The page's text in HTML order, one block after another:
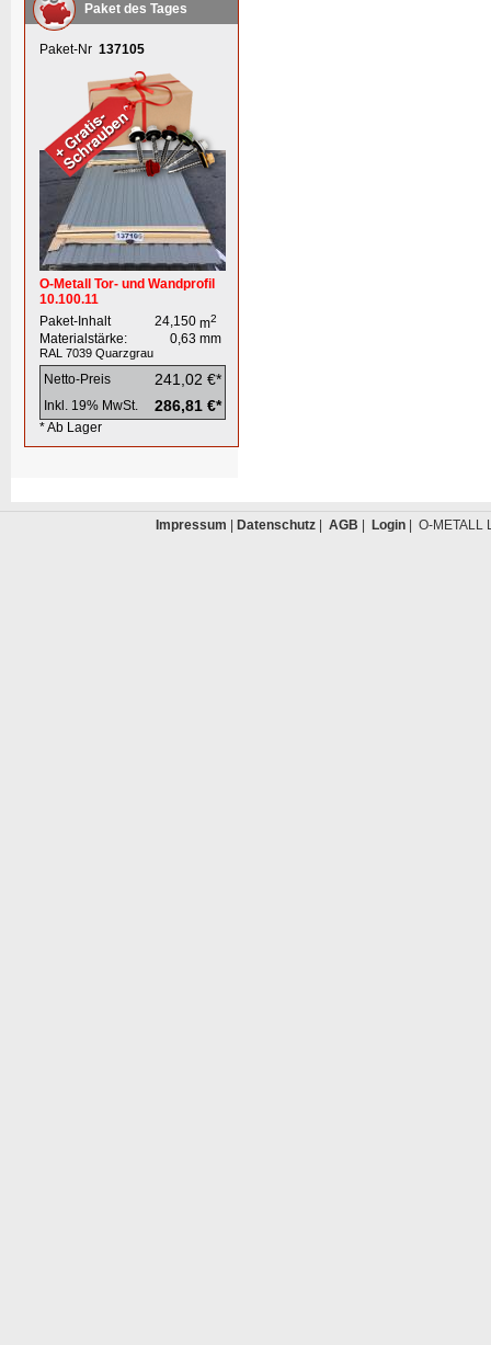
Paket des Tages
Paket-Nr 137105
O-Metall Tor- und Wandprofil
10.100.11
Paket-Inhalt
24,150 m2
Materialstärke: 0,63 mm
RAL 7039 Quarzgrau
Netto-Preis 241,02 €*
Inkl. 19% MwSt. 286,81 €*
* Ab Lager
Impressum Datenschutz| AGB Login| O-METALL